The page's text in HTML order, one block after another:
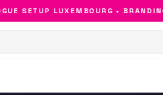
SETUP LUXEMBOURG •